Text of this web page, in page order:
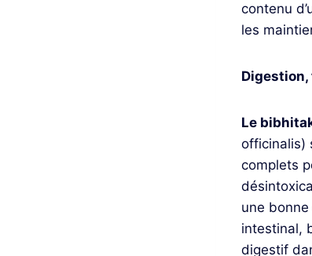
contenu
les
Digestion,
Le
officinalis)
complets
une
intestinal,
digestif